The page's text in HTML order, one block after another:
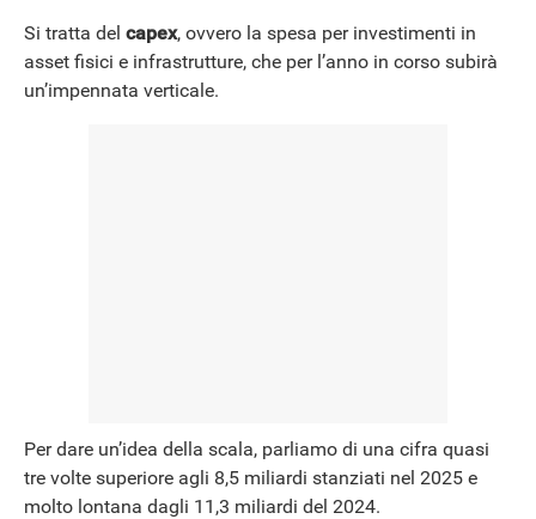
Si tratta del capex, ovvero la spesa per investimenti in
asset fisici e infrastrutture, che per l’anno in corso subirà
un’impennata verticale.
Per dare un’idea della scala, parliamo di una cifra quasi
tre volte superiore agli 8,5 miliardi stanziati nel 2025 e
molto lontana dagli 11,3 miliardi del 2024.